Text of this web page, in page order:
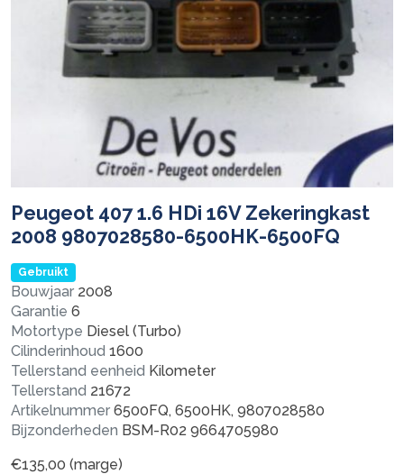
Peugeot 407 1.6 HDi 16V Zekeringkast
2008 9807028580-6500HK-6500FQ
Gebruikt
Bouwjaar 2008
Garantie 6
Motortype Diesel (Turbo)
Cilinderinhoud 1600
Tellerstand eenheid Kilometer
Tellerstand 21672
Artikelnummer 6500FQ, 6500HK, 9807028580
Bijzonderheden BSM-R02 9664705980
€135,00 (marge)